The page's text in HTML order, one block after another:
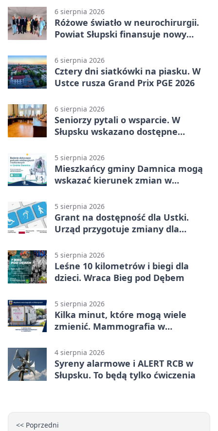
6 sierpnia 2026
Różowe światło w neurochirurgii.
Powiat Słupski finansuje nowy
6 sierpnia 2026
Cztery dni siatkówki na piasku. W
Ustce rusza Grand Prix PGE 2026
6 sierpnia 2026
Seniorzy pytali o wsparcie. W
Słupsku wskazano dostępne
5 sierpnia 2026
Mieszkańcy gminy Damnica mogą
wskazać kierunek zmian w
5 sierpnia 2026
Grant na dostępność dla Ustki.
Urząd przygotuje zmiany dla
5 sierpnia 2026
Leśne 10 kilometrów i biegi dla
dzieci. Wraca Bieg pod Dębem
5 sierpnia 2026
Kilka minut, które mogą wiele
zmienić. Mammografia w
4 sierpnia 2026
Syreny alarmowe i ALERT RCB w
Słupsku. To będą tylko ćwiczenia
<< Poprzedni